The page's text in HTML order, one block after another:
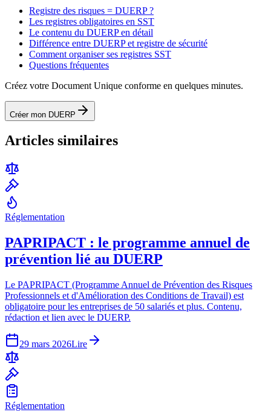
Registre des risques = DUERP ?
Les registres obligatoires en SST
Le contenu du DUERP en détail
Différence entre DUERP et registre de sécurité
Comment organiser ses registres SST
Questions fréquentes
Créez votre Document Unique conforme en quelques minutes.
Créer mon DUERP
Articles similaires
Réglementation
PAPRIPACT : le programme annuel de
prévention lié au DUERP
Le PAPRIPACT (Programme Annuel de Prévention des Risques
Professionnels et d'Amélioration des Conditions de Travail) est
obligatoire pour les entreprises de 50 salariés et plus. Contenu,
rédaction et lien avec le DUERP.
29 mars 2026Lire
Réglementation